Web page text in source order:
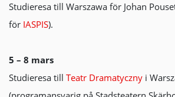
Studieresa till Warszawa för Johan
för IASPIS).
5 – 8 mars
Studieresa till Teatr Dramatyczny i